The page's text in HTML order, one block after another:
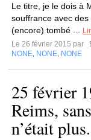
Le titre, je le dois à
souffrance avec
(encore) tombé ...
Le 26 février 2015 par
NONE NONE NONE
25 février
Reims,
n’était